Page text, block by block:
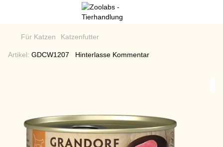
Für Katzen Katzenfutter
Artikel: GDCW1207 Hinterlasse Kommentar